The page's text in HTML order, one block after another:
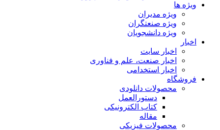
ویژه ها
ویژه مدیران
ویژه صنعتگران
ویژه دانشجویان
اخبار
اخبار سایت
اخبار صنعت، علم و فناوری
اخبار استخدامی
فروشگاه
محصولات دانلودی
دستورالعمل
کتاب الکترونیکی
مقاله
محصولات فیزیکی